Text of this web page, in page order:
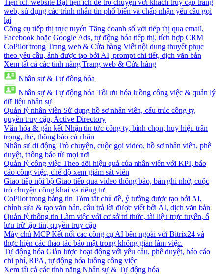
Tiện ích website Bật tiện ích để trò chuyện với khách truy cập trang
web, sử dụng các trình nhắn tin phổ biến và chấp nhận yêu cầu gọi
lại
Công cụ tiếp thị trực tuyến Tăng doanh số với tiếp thị qua email,
Facebook hoặc Google Ads, tự động hóa tiếp thị, tích hợp CRM
CoPilot trong Trang web & Cửa hàng Viết nội dung thuyết phục
theo yêu cầu, ảnh được tạo bởi AI, prompt chi tiết, dịch văn bản
Xem tất cả các tính năng Trang web & Cửa hàng
Nhân sự & Tự động hóa
Nhân sự & Tự động hóa Tối ưu hóa luồng công việc & quản lý
dữ liệu nhân sự
Quản lý nhân viên Sử dụng hồ sơ nhân viên, cấu trúc công ty,
quyền truy cập, Active Directory
Văn hóa & gắn kết Nhận tin tức công ty, bình chọn, huy hiệu trân
trọng, thẻ, thông báo cá nhân
Nhân sự di động Trò chuyện, cuộc gọi video, hồ sơ nhân viên, phê
duyệt, thông báo từ mọi nơi
Quản lý công việc Theo dõi hiệu quả của nhân viên với KPI, báo
cáo công việc, chế độ xem giám sát viên
Giao tiếp nội bộ Giao tiếp qua video thông báo, bản ghi nhớ, cuộc
trò chuyện công khai và riêng tư
CoPilot trong bảng tin Tóm tắt chủ đề, ý tưởng được tạo bởi AI,
chỉnh sửa & tạo văn bản, câu trả lời được viết bởi AI, dịch văn bản
Quản lý thông tin Làm việc với cơ sở tri thức, tài liệu trực tuyến, ổ
lưu trữ tập tin, quyền truy cập
Máy chủ MCP Kết nối các công cụ AI bên ngoài với Bitrix24 và
thực hiện các thao tác bảo mật trong không gian làm việc.
Tự động hóa Giản lược hoạt động với yêu cầu, phê duyệt, báo cáo
chi phí, RPA, tự động hóa luồng công việc
Xem tất cả các tính năng Nhân sự & Tự động hóa